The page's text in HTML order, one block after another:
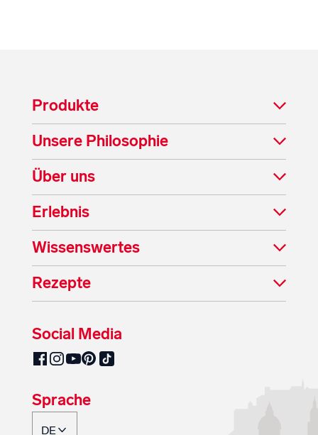
Produkte
Unsere Philosophie
Über uns
Erlebnis
Wissenswertes
Rezepte
Social Media
SalzburgMilch auf Facebook
SalzburgMilch auf Instagram
SalzburgMilch auf YouTube
SalzburgMilch auf Pinterest
SalzburgMilch auf TikTok
Sprache